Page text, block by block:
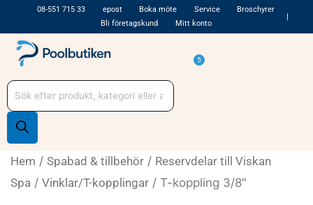
till
innehåll
08-551 715 33 epost Boka möte Service
Broschyrer
Bli företagskund
Mitt konto
5
Varukorg
Produktsökning
Hem / Spabad & tillbehör / Reservdelar till Viskan
Spa / Vinklar/T-kopplingar / T-koppling 3/8″